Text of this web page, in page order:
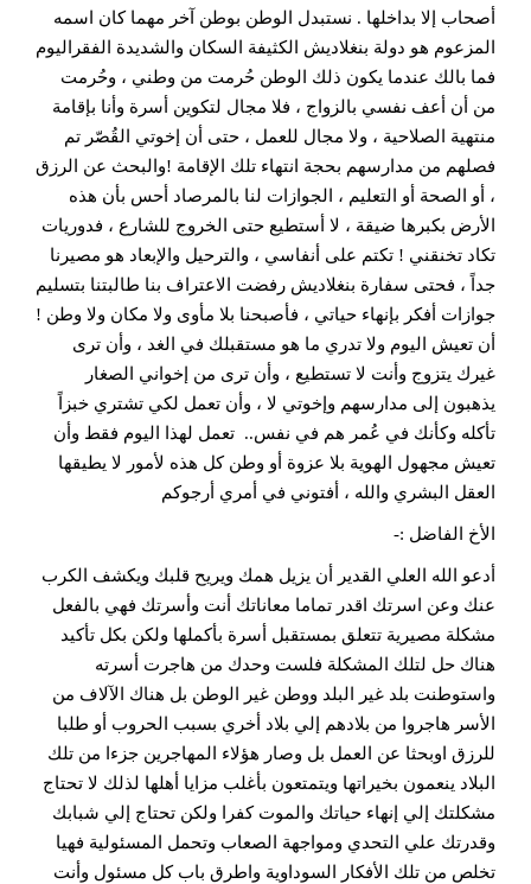
أصحاب إلا بداخلها . نستبدل الوطن بوطن آخر مهما كان اسمه
المزعوم هو دولة بنغلاديش الكثيفة السكان والشديدة الفقراليوم
فما بالك عندما يكون ذلك الوطن حُرمت من وطني ، وحُرمت
من أن أعف نفسي بالزواج ، فلا مجال لتكوين أسرة وأنا بإقامة
منتهية الصلاحية ، ولا مجال للعمل ، حتى أن إخوتي القُصّر تم
فصلهم من مدارسهم بحجة انتهاء تلك الإقامة !والبحث عن الرزق
، أو الصحة أو التعليم ، الجوازات لنا بالمرصاد أحس بأن هذه
الأرض بكبرها ضيقة ، لا أستطيع حتى الخروج للشارع ، فدوريات
تكاد تخنقني ! تكتم على أنفاسي ، والترحيل والإبعاد هو مصيرنا
جداً ، فحتى سفارة بنغلاديش رفضت الاعتراف بنا طالبتنا بتسليم
جوازات أفكر بإنهاء حياتي ، فأصبحنا بلا مأوى ولا مكان ولا وطن !
أن تعيش اليوم ولا تدري ما هو مستقبلك في الغد ، وأن ترى
غيرك يتزوج وأنت لا تستطيع ، وأن ترى من إخواني الصغار
يذهبون إلى مدارسهم وإخوتي لا ، وأن تعمل لكي تشتري خبزاً
تأكله وكأنك في عُمر هم في نفس.. تعمل لهذا اليوم فقط وأن
تعيش مجهول الهوية بلا عزوة أو وطن كل هذه لأمور لا يطيقها
العقل البشري والله ، أفتوني في أمري أرجوكم
الأخ الفاضل :-
أدعو الله العلي القدير أن يزيل همك ويريح قلبك ويكشف الكرب
عنك وعن اسرتك اقدر تماما معاناتك أنت وأسرتك فهي بالفعل
مشكلة مصيرية تتعلق بمستقبل أسرة بأكملها ولكن بكل تأكيد
هناك حل لتلك المشكلة فلست وحدك من هاجرت أسرته
واستوطنت بلد غير البلد ووطن غير الوطن بل هناك الآلاف من
الأسر هاجروا من بلادهم إلي بلاد أخري بسبب الحروب أو طلبا
للرزق اوبحثا عن العمل بل وصار هؤلاء المهاجرين جزءا من تلك
البلاد ينعمون بخيراتها ويتمتعون بأغلب مزايا أهلها لذلك لا تحتاج
مشكلتك إلي إنهاء حياتك والموت كفرا ولكن تحتاج إلي شبابك
وقدرتك علي التحدي ومواجهة الصعاب وتحمل المسئولية فهيا
تخلص من تلك الأفكار السوداوية واطرق باب كل مسئول وأنت